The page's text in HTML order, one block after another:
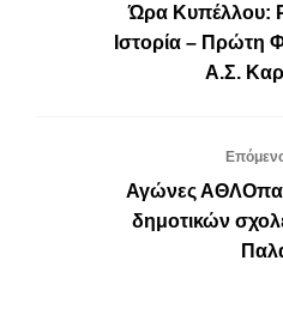
Ώρα Κυπέλλου:
Ιστορία – Πρώτη
Α.Σ.
Αγώνες
δημοτικών